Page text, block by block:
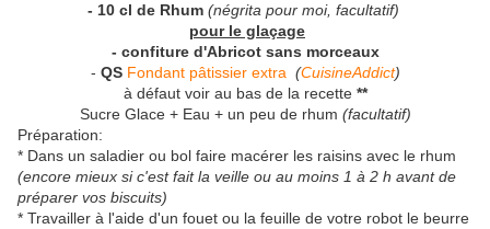
- 10 cl de Rhum (négrita pour moi, facultatif)
pour le glaçage
- confiture d'Abricot sans morceaux
- QS Fondant pâtissier extra (CuisineAddict)
à défaut voir au bas de la recette **
Sucre Glace + Eau + un peu de rhum (facultatif)
Préparation:
* Dans un saladier ou bol faire macérer les raisins avec le rhum
(encore mieux si c'est fait la veille ou au moins 1 à 2 h avant de
préparer vos biscuits)
* Travailler à l'aide d'un fouet ou la feuille de votre robot le beurre